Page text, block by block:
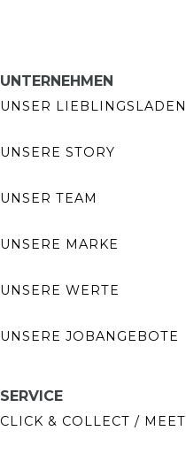
UNTERNEHMEN
UNSER LIEBLINGSLADEN
UNSERE STORY
UNSER TEAM
UNSERE MARKE
UNSERE WERTE
UNSERE JOBANGEBOTE
SERVICE
CLICK & COLLECT / MEET